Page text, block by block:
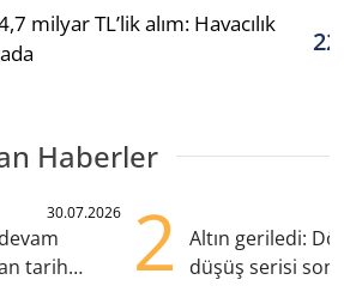
milyar TL’lik alım: Havacılık
Haberler
30.07.2026
tarih
2
Altın geriledi:
düşüş serisi